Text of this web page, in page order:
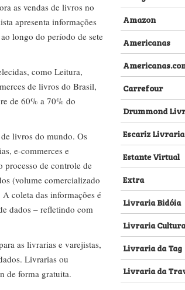
as vendas de livros no
apresenta informações
longo do período de sete
como Leitura,
de livros do Brasil,
de 60% a 70% do
livros do mundo. Os
e-commerces e
processo de controle de
(volume comercializado
coleta das informações é
dados – refletindo com
as livrarias e varejistas,
Livrarias ou
de forma gratuita.
Amazon
Americanas
Carrefour
Drummond
Escariz Livraria
Estante Virtual
Extra
Livraria Bidóia
Livraria Cultura
Livraria da Tag
Livraria da